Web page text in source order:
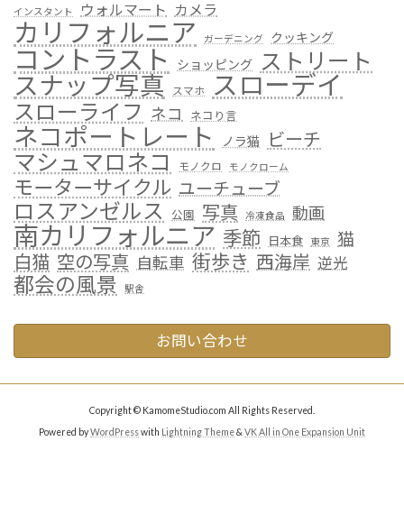
インスタント ウォルマート カメラ
カリフォルニア ガーデニング クッキング
コントラスト ショッピング ストリート
スナップ写真 スマホ スローデイ
スローライフ ネコ ネコり言
ネコポートレート ノラ猫 ビーチ
マシュマロネコ モノクロ モノクローム
モーターサイクル ユーチューブ
ロスアンゼルス 公園 写真 冷凍食品 動画
南カリフォルニア 季節 日本食 東京 猫
白猫 空の写真 自転車 街歩き 西海岸 逆光
都会の風景 駅舎
お問い合わせ
Copyright © KamomeStudio.com All Rights Reserved.
Powered byWordPresswith Lightning Theme&VK All in One Expansion Unit